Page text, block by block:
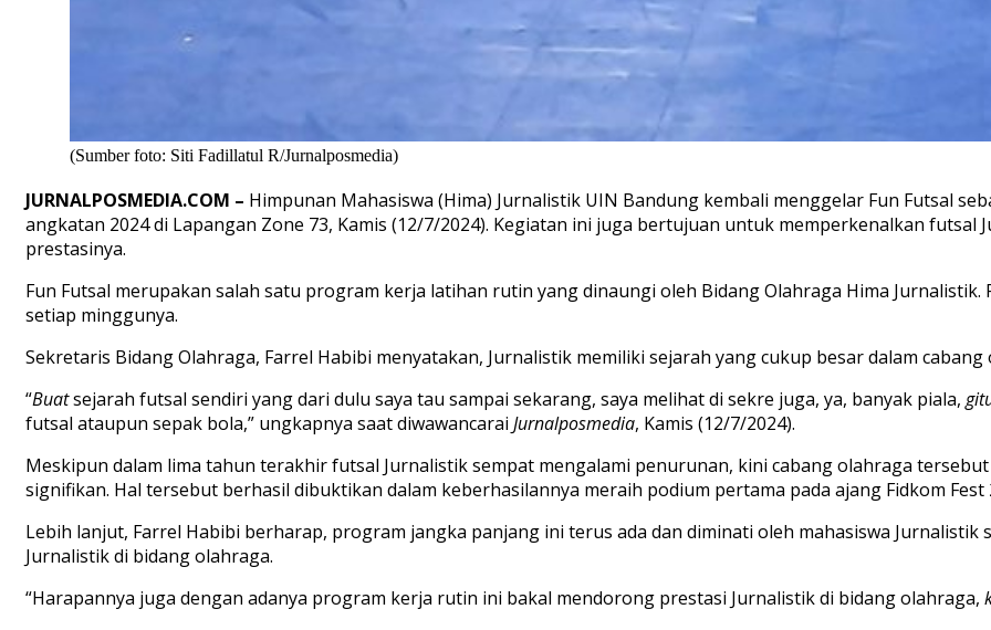
(Sumber foto: Siti Fadillatul R/Jurnalposmedia)
JURNALPOSMEDIA.COM – Himpunan Mahasiswa (Hima) Jurnalistik UIN Bandung kembali menggelar Fun Futsal
angkatan 2024di Lapangan Zone 73, Kamis (12/7/2024). Kegiatan ini juga bertujuan untuk memperkenalkan futsal
prestasinya.
Fun Futsal merupakan salah satu program kerja latihan rutin yang dinaungi oleh Bidang Olahraga Hima Jurnalistik.
setiap minggunya.
Sekretaris Bidang Olahraga, Farrel Habibi menyatakan, Jurnalistik memiliki sejarah yang cukup besar dalam
“Buatsejarah futsal sendiri yang dari dulu saya tau sampai sekarang, saya melihatdi sekre juga, ya, banyak piala,git
futsal ataupun sepak bola,” ungkapnya saatdiwawancarai Jurnalposmedia, Kamis (12/7/2024).
Meskipun dalam lima tahun terakhirfutsal Jurnalistik sempat mengalami penurunan, kini cabang olahraga
signifikan. Hal tersebut berhasil dibuktikan dalam keberhasilannya meraih podium pertama pada ajang Fidkom Fest
Lebih lanjut, Farrel Habibi berharap, program jangka panjang ini terus ada dan diminati oleh mahasiswa
Jurnalistik di bidang olahraga.
“Harapannya juga dengan adanya program kerja rutin ini bakal mendorong prestasi Jurnalistik di bidang olahraga,